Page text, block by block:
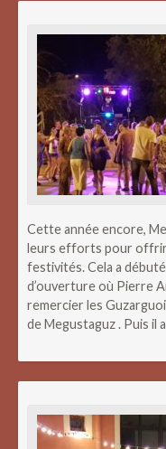
Cette année encore,
leurs efforts pour offrir
festivités. Cela a
d’ouverture où Pierre
remercier les
de Megustaguz . Puis il